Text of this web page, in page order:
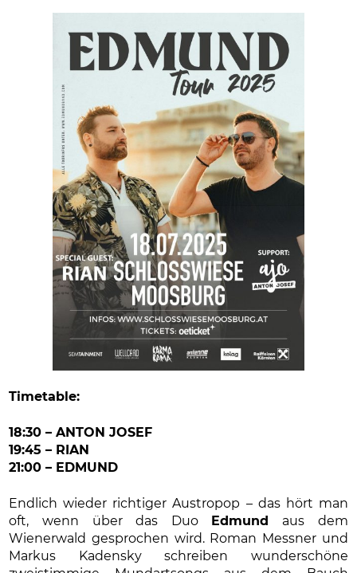
Timetable:
18:30 – ANTON JOSEF
19:45 – RIAN
21:00 – EDMUND
Endlich wieder richtiger Austropop – das hört man
oft, wenn über das Duo
Edmund
aus dem
Wienerwald gesprochen wird. Roman Messner und
Markus Kadensky schreiben wunderschöne